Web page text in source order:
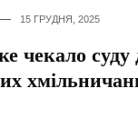
15 ГРУДНЯ, 2025
чекало